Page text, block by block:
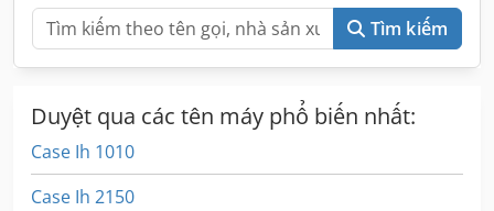
Tìm kiếm
Duyệt qua các tên máy phổ biến nhất:
Case Ih 1010
Case Ih 2150